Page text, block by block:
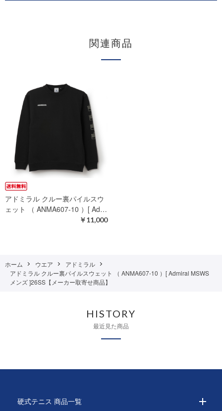
関連商品
アドミラル クルー裏パイルスウ
ェット （ ANMA607-10 ）[ Ad…
￥11,000
ホーム ウエア
アドミラル
アドミラル クルー裏パイルスウェット （ ANMA607-10 ）[ Admiral MSWS
メンズ ]26SS【メーカー取寄せ商品】
HISTORY
最近見た商品
硬式テニス 商品一覧